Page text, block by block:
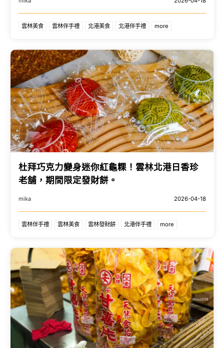
雲林美食 雲林伴手禮 北港美食 北港伴手禮 more
杜拜巧克力變身迷你紅龜粿！雲林北港日香珍
老舖，期間限定發財餅。
mika 2026-04-18
雲林伴手禮 雲林美食 雲林發財餅 北港伴手禮 more